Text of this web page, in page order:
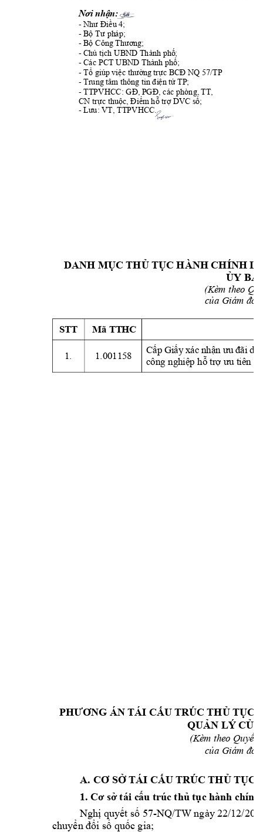
Nơi nhận:
-Như Điều 4;
-Bộ Tư pháp;
-Bộ Công Thương;
-Chủ tịch UBND Thành phố;
-Các PCT UBND Thành phố;
-Tổ giúp việc thường trực BCĐ NQ 57/TP
-Trung tâm thông tin điện tử TP;
-TTPVHCC: GĐ, PGĐ, các phòng, TT,
CN trực thuộc, Điểm hỗ trợ DVC số;
-Lưu: VT, TTPVHCC.
DANH MỤC THỦ TỤC HÀNH CHÍNH
ỦY
(Kèm theo
của Giám
STT Mã TTHC
1. 1.001158 Cấp Giấyxác nhận ưuđãi dự
công nghiệp hỗ trợ ưu tiên
PHƯƠNG ÁN TÁI CẤU TRÚC THỦ TỤC
QUẢN LÝ CỦA
(Kèm theo Quyết
của Giám
A. CƠ SỞ TÁI CẤU TRÚC THỦ TỤC
1. Cơ sở tái cấu trúc thủ tục hành chín
Nghị quyết số 57-NQ/TW ngày 22/12/
chuyển đổi số quốc gia;